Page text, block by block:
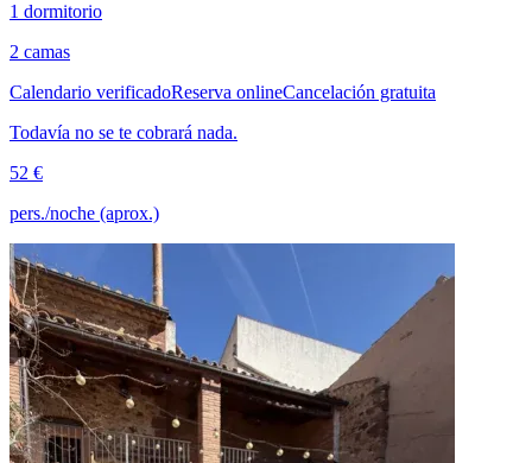
1 dormitorio
2 camas
Calendario verificadoReserva onlineCancelación gratuita
Todavía no se te cobrará nada.
52 €
pers./noche (aprox.)